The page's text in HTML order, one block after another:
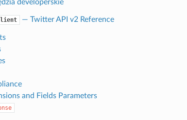
developerskie
— Twitter API v2 Reference
and Fields Parameters